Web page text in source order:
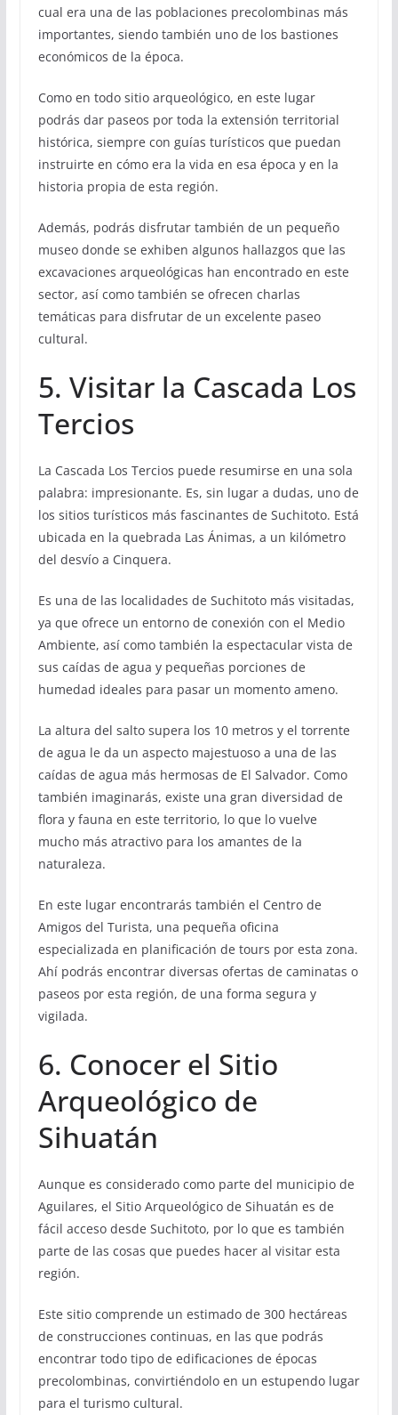
cual era una de las poblaciones precolombinas más
importantes, siendo también uno de los bastiones
económicos de la época.
Como en todo sitio arqueológico, en este lugar
podrás dar paseos por toda la extensión territorial
histórica, siempre con guías turísticos que puedan
instruirte en cómo era la vida en esa época y en la
historia propia de esta región.
Además, podrás disfrutar también de un pequeño
museo donde se exhiben algunos hallazgos que las
excavaciones arqueológicas han encontrado en este
sector, así como también se ofrecen charlas
temáticas para disfrutar de un excelente paseo
cultural.
5. Visitar la Cascada Los
Tercios
La Cascada Los Tercios puede resumirse en una sola
palabra: impresionante. Es, sin lugar a dudas, uno de
los sitios turísticos más fascinantes de Suchitoto. Está
ubicada en la quebrada Las Ánimas, a un kilómetro
del desvío a Cinquera.
Es una de las localidades de Suchitoto más visitadas,
ya que ofrece un entorno de conexión con el Medio
Ambiente, así como también la espectacular vista de
sus caídas de agua y pequeñas porciones de
humedad ideales para pasar un momento ameno.
La altura del salto supera los 10 metros y el torrente
de agua le da un aspecto majestuoso a una de las
caídas de agua más hermosas de El Salvador. Como
también imaginarás, existe una gran diversidad de
flora y fauna en este territorio, lo que lo vuelve
mucho más atractivo para los amantes de la
naturaleza.
En este lugar encontrarás también el Centro de
Amigos del Turista, una pequeña oficina
especializada en planificación de tours por esta zona.
Ahí podrás encontrar diversas ofertas de caminatas o
paseos por esta región, de una forma segura y
vigilada.
6. Conocer el Sitio
Arqueológico de
Sihuatán
Aunque es considerado como parte del municipio de
Aguilares, el Sitio Arqueológico de Sihuatán es de
fácil acceso desde Suchitoto, por lo que es también
parte de las cosas que puedes hacer al visitar esta
región.
Este sitio comprende un estimado de 300 hectáreas
de construcciones continuas, en las que podrás
encontrar todo tipo de edificaciones de épocas
precolombinas, convirtiéndolo en un estupendo lugar
para el turismo cultural.